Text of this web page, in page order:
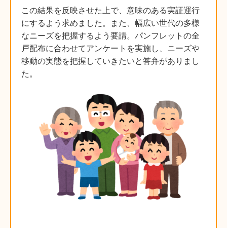
この結果を反映させた上で、意味のある実証運行
にするよう求めました。また、幅広い世代の多様
なニーズを把握するよう要請。パンフレットの全
戸配布に合わせてアンケートを実施し、ニーズや
移動の実態を把握していきたいと答弁がありまし
た。